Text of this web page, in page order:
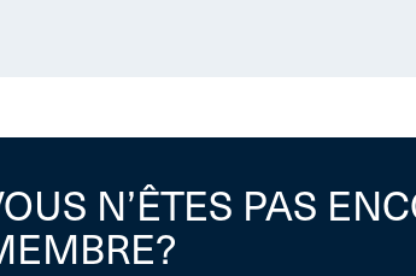
N’ÊTES PAS